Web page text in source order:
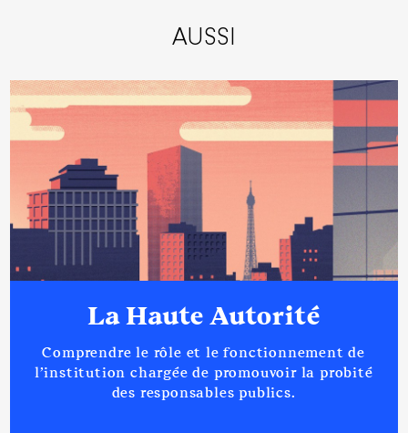
AUSSI
La Haute Autorité
Comprendre le rôle et le fonctionnement de
l’institution chargée de promouvoir la probité
des responsables publics.